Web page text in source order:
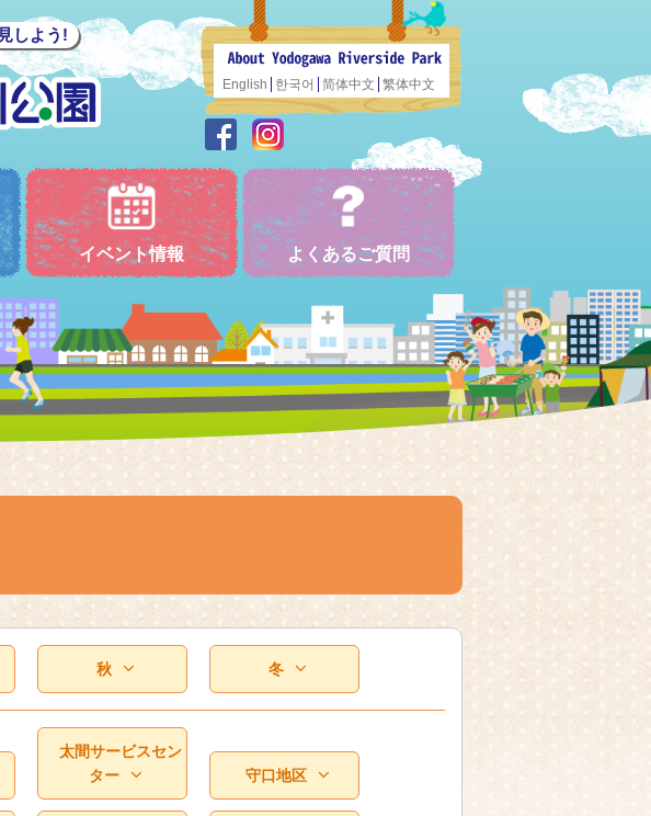
しよう!
English 한국어 简体中文 繁体中文
イベント情報 よくあるご質問
秋 冬
太間サービスセン
ター
守口地区